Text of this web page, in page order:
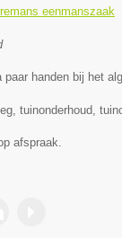
eenmanszaak
handen bij het
tuinonderhoud,
afspraak.